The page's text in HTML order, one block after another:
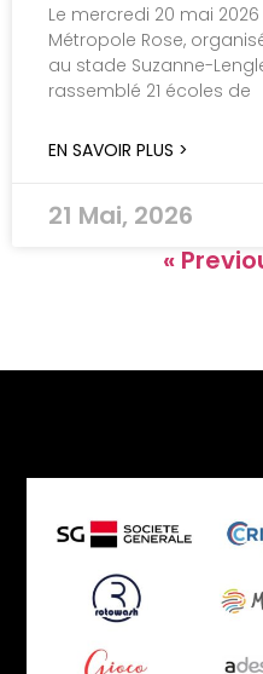
Le mercredi 20 mai
Métropole Rose,
au stade Suzanne-
rassemblé 21 écoles de
EN SAVOIR PLUS >
21 Mai, 2026
«